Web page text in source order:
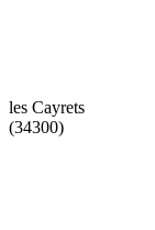
les Cayrets
(34300)